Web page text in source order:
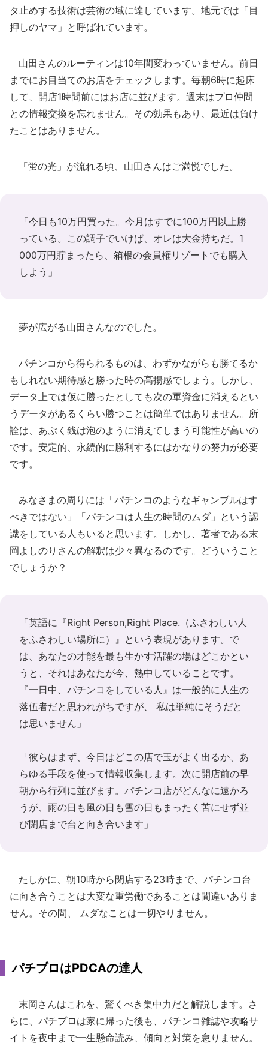
タ止めする技術は芸術の域に達しています。地元では「目
押しのヤマ」と呼ばれています。
山田さんのルーティンは10年間変わっていません。前日
までにお目当てのお店をチェックします。毎朝6時に起床
して、開店1時間前にはお店に並びます。週末はプロ仲間
との情報交換を忘れません。その効果もあり、最近は負け
たことはありません。
「蛍の光」が流れる頃、山田さんはご満悦でした。
「今日も10万円買った。今月はすでに100万円以上勝
っている。この調子でいけば、オレは大金持ちだ。1
000万円貯まったら、箱根の会員権リゾートでも購入
しよう」
夢が広がる山田さんなのでした。
パチンコから得られるものは、わずかながらも勝てるか
もしれない期待感と勝った時の高揚感でしょう。しかし、
データ上では仮に勝ったとしても次の軍資金に消えるとい
うデータがあるくらい勝つことは簡単ではありません。所
詮は、あぶく銭は泡のように消えてしまう可能性が高いの
です。安定的、永続的に勝利するにはかなりの努力が必要
です。
みなさまの周りには「パチンコのようなギャンブルはす
べきではない」「パチンコは人生の時間のムダ」という認
識をしている人もいると思います。しかし、著者である末
岡よしのりさんの解釈は少々異なるのです。どういうこと
でしょうか？
「英語に『Right Person,Right Place.（ふさわしい人
をふさわしい場所に）』という表現があります。で
は、あなたの才能を最も生かす活躍の場はどこかとい
うと、それはあなたが今、熱中していることです。
『一日中、パチンコをしている人』は一般的に人生の
落伍者だと思われがちですが、 私は単純にそうだと
は思いません」
「彼らはまず、今日はどこの店で玉がよく出るか、あ
らゆる手段を使って情報収集します。次に開店前の早
朝から行列に並びます。パチンコ店がどんなに遠かろ
うが、雨の日も風の日も雪の日もまったく苦にせず並
び閉店まで台と向き合います」
たしかに、朝10時から閉店する23時まで、パチンコ台
に向き合うことは大変な重労働であることは間違いありま
せん。その間、 ムダなことは一切やりません。
パチプロはPDCAの達人
末岡さんはこれを、驚くべき集中力だと解説します。さ
らに、パチプロは家に帰った後も、パチンコ雑誌や攻略サ
イトを夜中まで一生懸命読み、傾向と対策を怠りません。